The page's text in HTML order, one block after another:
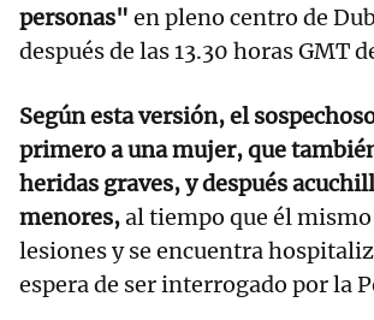
personas" en pleno centro de
después de las 13.30 horas GMT
Según esta versión, el
primero a una mujer, que
heridas graves, y después
menores,al tiempo que él
lesiones y se encuentra
espera de ser interrogado por la